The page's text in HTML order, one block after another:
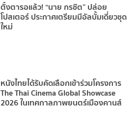
ตั้งตารอแล้ว! “นาย กรชิต” ปล่อย
โปสเตอร์ ประกาศเตรียมมีอัลบั้มเดี่ยวชุด
ใหม่
หนังไทยได้รับคัดเลือกเข้าร่วมโครงการ
The Thai Cinema Global Showcase
2026 ในเทศกาลภาพยนตร์เมืองคานส์